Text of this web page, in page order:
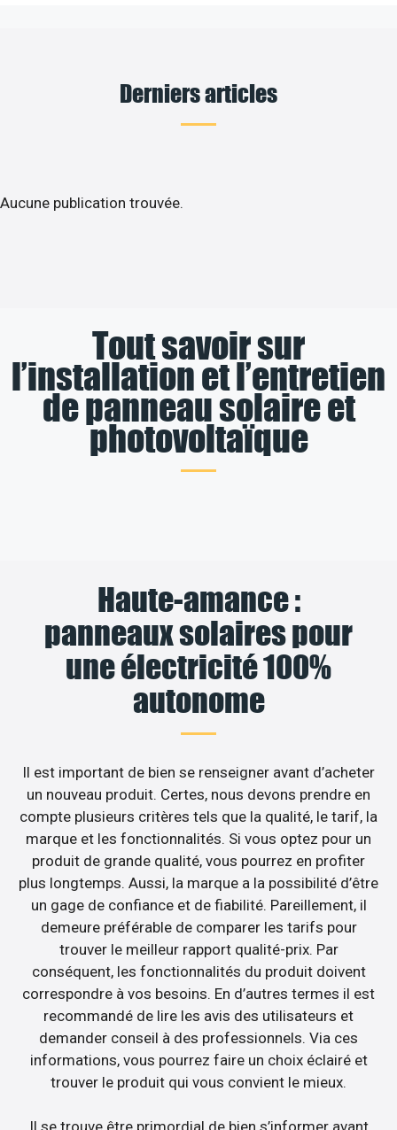
Derniers articles
Aucune publication trouvée.
Tout savoir sur
l’installation et l’entretien
de panneau solaire et
photovoltaïque
Haute-amance :
panneaux solaires pour
une électricité 100%
autonome
Il est important de bien se renseigner avant d’acheter
un nouveau produit. Certes, nous devons prendre en
compte plusieurs critères tels que la qualité, le tarif, la
marque et les fonctionnalités. Si vous optez pour un
produit de grande qualité, vous pourrez en profiter
plus longtemps. Aussi, la marque a la possibilité d’être
un gage de confiance et de fiabilité. Pareillement, il
demeure préférable de comparer les tarifs pour
trouver le meilleur rapport qualité-prix. Par
conséquent, les fonctionnalités du produit doivent
correspondre à vos besoins. En d’autres termes il est
recommandé de lire les avis des utilisateurs et
demander conseil à des professionnels. Via ces
informations, vous pourrez faire un choix éclairé et
trouver le produit qui vous convient le mieux.